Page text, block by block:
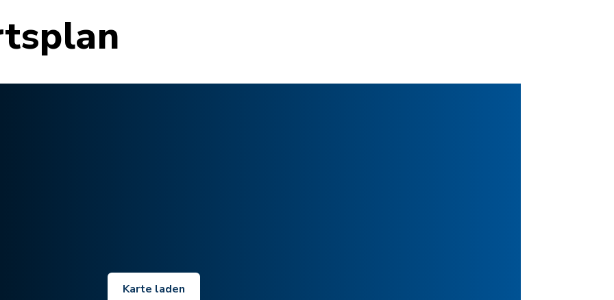
Karte laden